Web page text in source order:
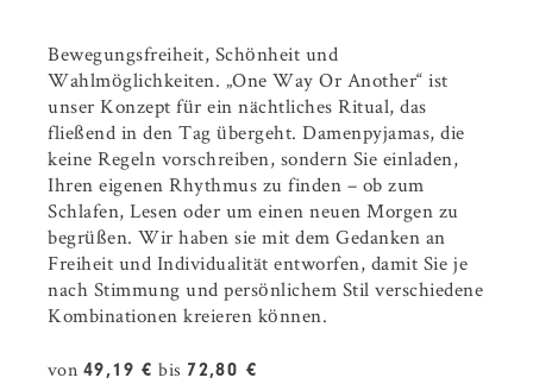
Bewegungsfreiheit, Schönheit und
Wahlmöglichkeiten. „One Way Or Another“ ist
unser Konzept für ein nächtliches Ritual, das
fließend in den Tag übergeht. Damenpyjamas, die
keine Regeln vorschreiben, sondern Sie einladen,
Ihren eigenen Rhythmus zu finden – ob zum
Schlafen, Lesen oder um einen neuen Morgen zu
begrüßen. Wir haben sie mit dem Gedanken an
Freiheit und Individualität entworfen, damit Sie je
nach Stimmung und persönlichem Stil verschiedene
Kombinationen kreieren können.
von 49,19 € bis 72,80 €